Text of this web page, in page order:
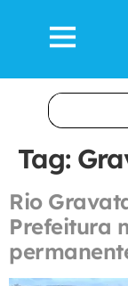
Tag:
Rio
Prefeitura